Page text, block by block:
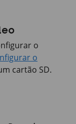
o
o
cartão SD.